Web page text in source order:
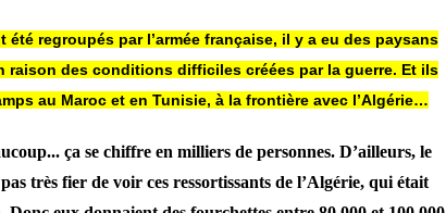
regroupés par l’armée française, il y a eu des paysans
raison des conditions difficiles créées par la guerre. Et ils
au Maroc et en Tunisie, à la frontière avec l’Algérie…
ça se chiffre en milliers de personnes. D’ailleurs, le
très fier de voir ces ressortissants de l’Algérie, qui était